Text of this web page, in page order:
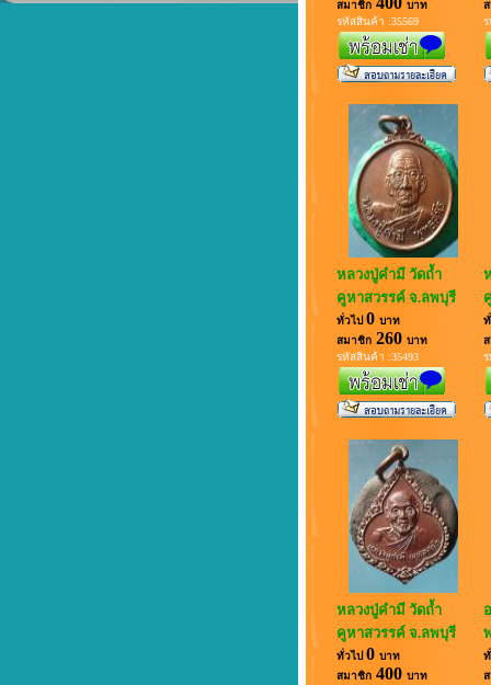
สมาชิก
บาท
รหัสสินค้า :35569
หลวงปู่คำมี วัดถ้ำ
คูหาสวรรค์ จ.ลพบุรี
ทั่วไป 0 บาท
สมาชิก 260 บาท
รหัสสินค้า :35493
หลวงปู่คำมี วัดถ้ำ
คูหาสวรรค์ จ.ลพบุรี
ทั่วไป 0 บาท
สมาชิก 400 บาท